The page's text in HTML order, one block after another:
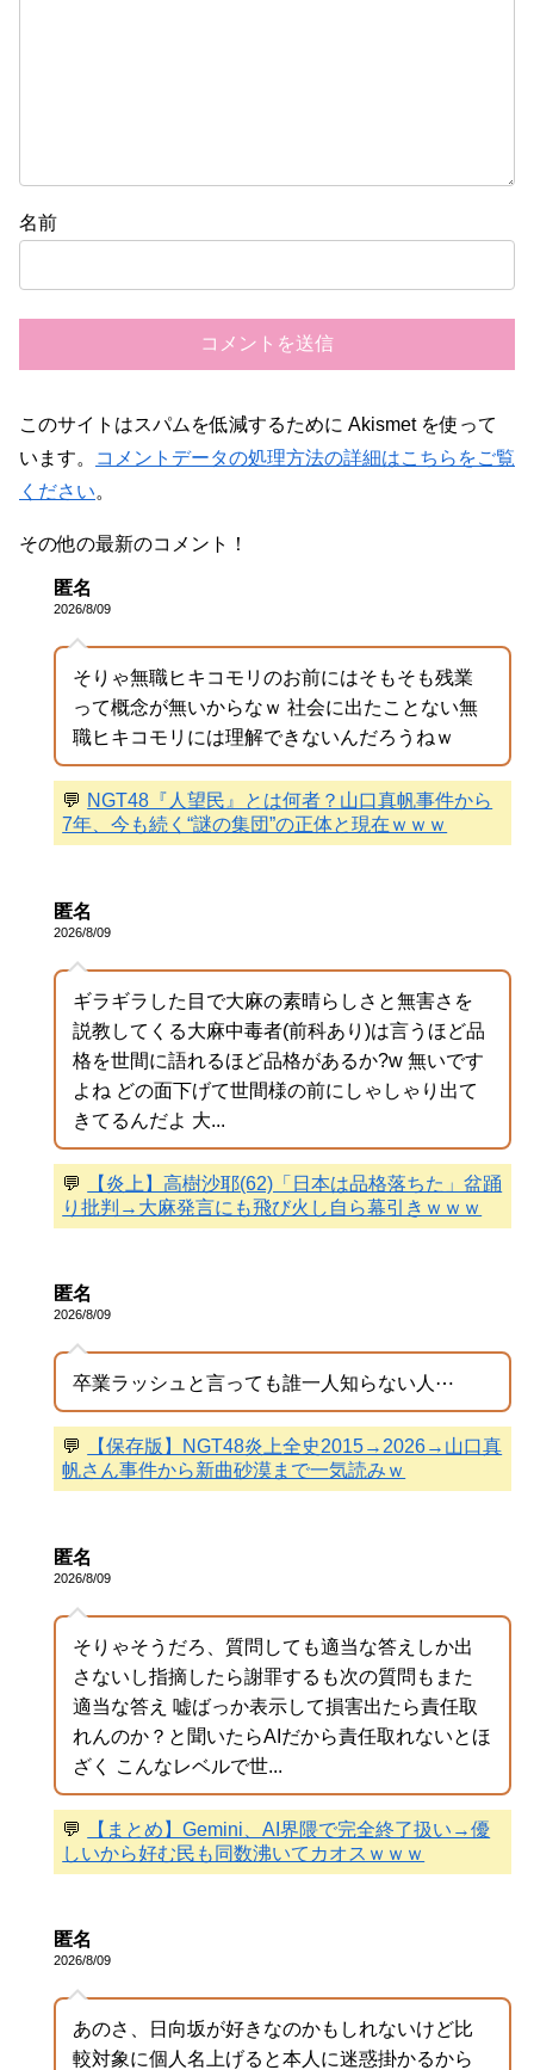
名前
このサイトはスパムを低減するために Akismet を使って
います。
コメントデータの処理方法の詳細はこちらをご覧
ください。
その他の最新のコメント！
匿名
2026/8/09
そりゃ無職ヒキコモリのお前にはそもそも残業
って概念が無いからなｗ 社会に出たことない無
職ヒキコモリには理解できないんだろうねｗ
💬 NGT48『人望民』とは何者？山口真帆事件から
7年、今も続く“謎の集団”の正体と現在ｗｗｗ
匿名
2026/8/09
ギラギラした目で大麻の素晴らしさと無害さを
説教してくる大麻中毒者(前科あり)は言うほど品
格を世間に語れるほど品格があるか?w 無いです
よね どの面下げて世間様の前にしゃしゃり出て
きてるんだよ 大...
💬
【炎上】高樹沙耶(62)「日本は品格落ちた」盆踊
り批判→大麻発言にも飛び火し自ら幕引きｗｗｗ
匿名
2026/8/09
卒業ラッシュと言っても誰一人知らない人⋯
💬
【保存版】NGT48炎上全史2015→2026→山口真
帆さん事件から新曲砂漠まで一気読みｗ
匿名
2026/8/09
そりゃそうだろ、質問しても適当な答えしか出
さないし指摘したら謝罪するも次の質問もまた
適当な答え 嘘ばっか表示して損害出たら責任取
れんのか？と聞いたらAIだから責任取れないとほ
ざく こんなレベルで世...
💬
【まとめ】Gemini、AI界隈で完全終了扱い→優
しいから好む民も同数沸いてカオスｗｗｗ
匿名
2026/8/09
あのさ、日向坂が好きなのかもしれないけど比
較対象に個人名上げると本人に迷惑掛かるから